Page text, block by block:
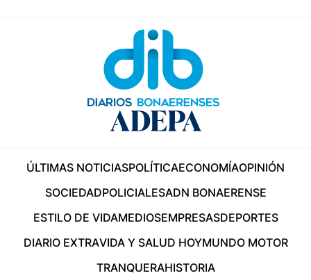
ÚLTIMAS NOTICIASPOLÍTICAECONOMÍAOPINIÓN
SOCIEDADPOLICIALESADN BONAERENSE
ESTILO DE VIDAMEDIOSEMPRESASDEPORTES
DIARIO EXTRAVIDA Y SALUD HOYMUNDO MOTOR
TRANQUERAHISTORIA